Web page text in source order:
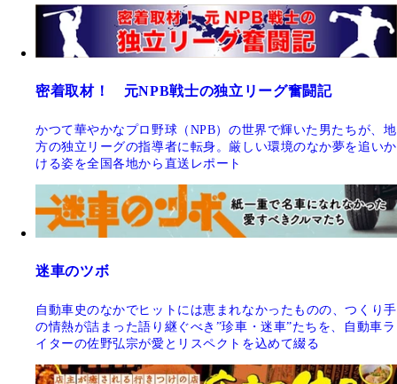
密着取材！ 元NPB戦士の独立リーグ奮闘記
かつて華やかなプロ野球（NPB）の世界で輝いた男たちが、地
方の独立リーグの指導者に転身。厳しい環境のなか夢を追いか
ける姿を全国各地から直送レポート
迷車のツボ
自動車史のなかでヒットには恵まれなかったものの、つくり手
の情熱が詰まった語り継ぐべき”珍車・迷車”たちを、自動車ラ
イターの佐野弘宗が愛とリスペクトを込めて綴る